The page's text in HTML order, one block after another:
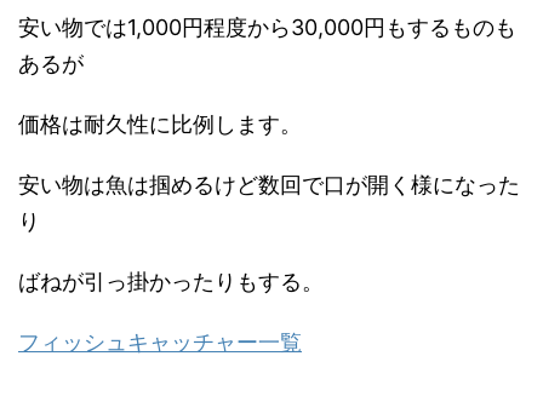
安い物では1,000円程度から30,000円もするものも
あるが
価格は耐久性に比例します。
安い物は魚は掴めるけど数回で口が開く様になった
り
ばねが引っ掛かったりもする。
フィッシュキャッチャー一覧